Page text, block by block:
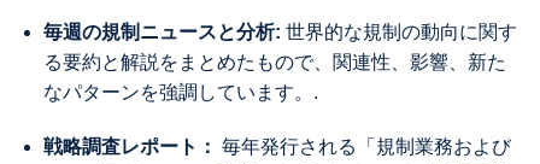
毎週の規制ニュースと分析: 世界的な規制の動向に関す
る要約と解説をまとめたもので、関連性、影響、新た
なパターンを強調しています。.
戦略調査レポート： 毎年発行される「規制業務および